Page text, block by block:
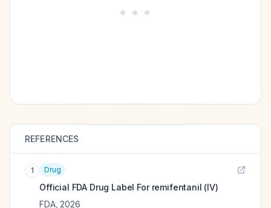
REFERENCES
1 Drug
Official FDA Drug Label For remifentanil (IV)
FDA, 2026